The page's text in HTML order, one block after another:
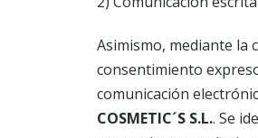
Asimismo, mediante
consentimiento
comunicación
COSMETIC´S S.L.. Se